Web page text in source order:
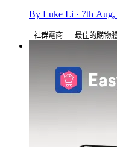
By Luke Li · 7th Aug,
社群電商 最佳的購物